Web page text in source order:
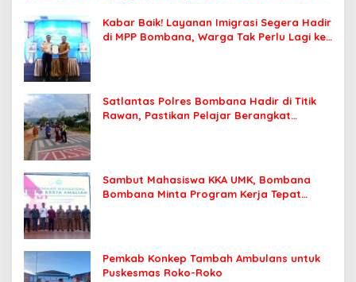
Kabar Baik! Layanan Imigrasi Segera Hadir
di MPP Bombana, Warga Tak Perlu Lagi ke
Satlantas Polres Bombana Hadir di Titik
Rawan, Pastikan Pelajar Berangkat
Sambut Mahasiswa KKA UMK, Bombana
Bombana Minta Program Kerja Tepat
Pemkab Konkep Tambah Ambulans untuk
Puskesmas Roko-Roko